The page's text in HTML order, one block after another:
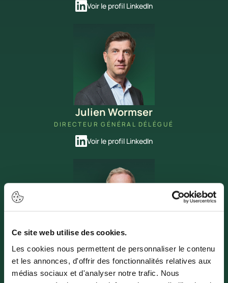
Ce site web utilise des cookies.
Les cookies nous permettent de personnaliser le contenu
et les annonces, d'offrir des fonctionnalités relatives aux
médias sociaux et d'analyser notre trafic. Nous
Voir le profil LinkedIn
Julien Wormser
DIRECTEUR GÉNÉRAL DÉLÉGUÉ
Voir le profil LinkedIn
Lionel DAGUZAN
PRÉSIDENT DE WORMSER FRÈRES GESTION
Voir le profil LinkedIn